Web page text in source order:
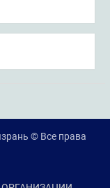
© Все права